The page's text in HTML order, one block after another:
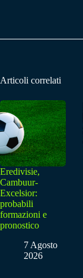
Articoli correlati
Eredivisie,
Cambuur-
Excelsior:
probabili
formazioni e
pronostico
7 Agosto
2026